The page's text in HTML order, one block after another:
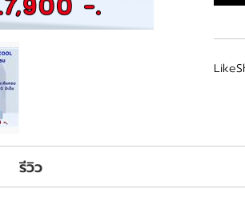
Like
รีวิว